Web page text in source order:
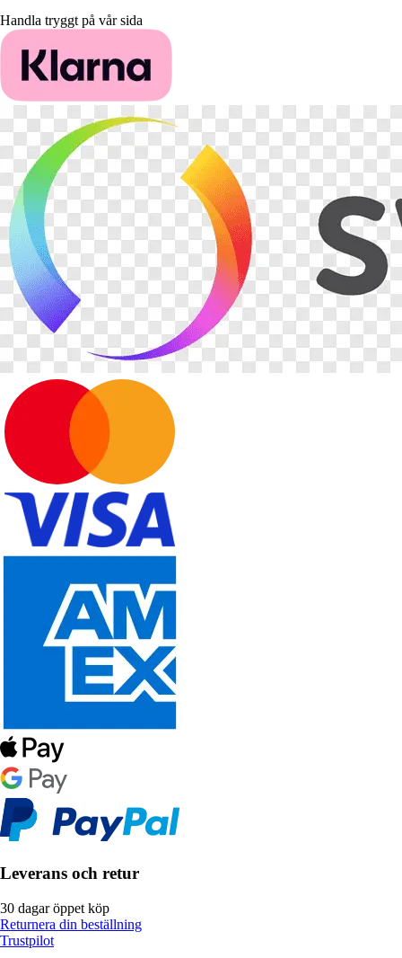
Handla tryggt på vår sida
Leverans och retur
30 dagar öppet köp
Returnera din beställning
Trustpilot